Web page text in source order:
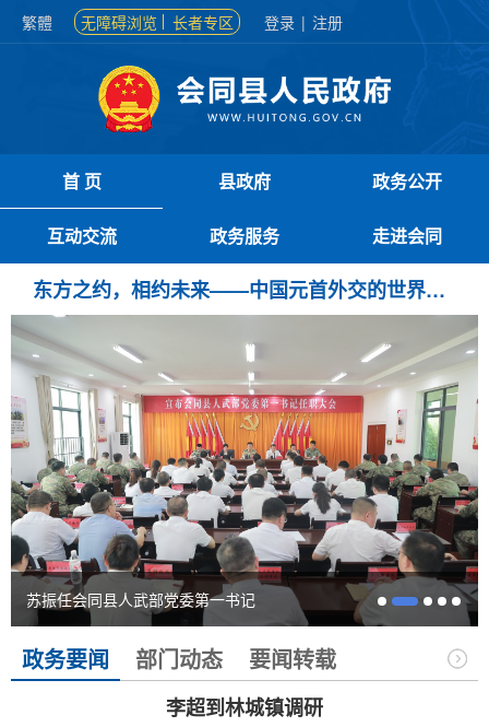
繁體 无障碍浏览 长者专区 登录 | 注册
首 页 县政府 政务公开
互动交流 政务服务 走进会同
东方之约，相约未来——中国元首外交的世界情怀与大国气派
苏振任会同县人武部党委第一书记
政务要闻 部门动态 要闻转载
李超到林城镇调研